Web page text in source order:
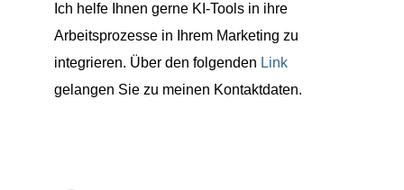
Ich helfe Ihnen gerne KI-Tools in ihre
Arbeitsprozesse in Ihrem Marketing zu
integrieren. Über den folgenden Link
gelangen Sie zu meinen Kontaktdaten.